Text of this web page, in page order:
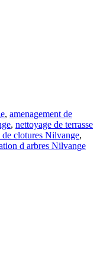
, amenagement de
, nettoyage de terrasse
de clotures Nilvange,
d arbres Nilvange